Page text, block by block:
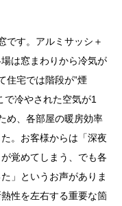
です。アルミサッシ＋
は窓まわりから冷気が
住宅では階段が”煙
で冷やされた空気が1
め、各部屋の暖房効率
。お客様からは「深夜
覚めてしまう、でも各
」というお声がありま
性を左右する重要な箇